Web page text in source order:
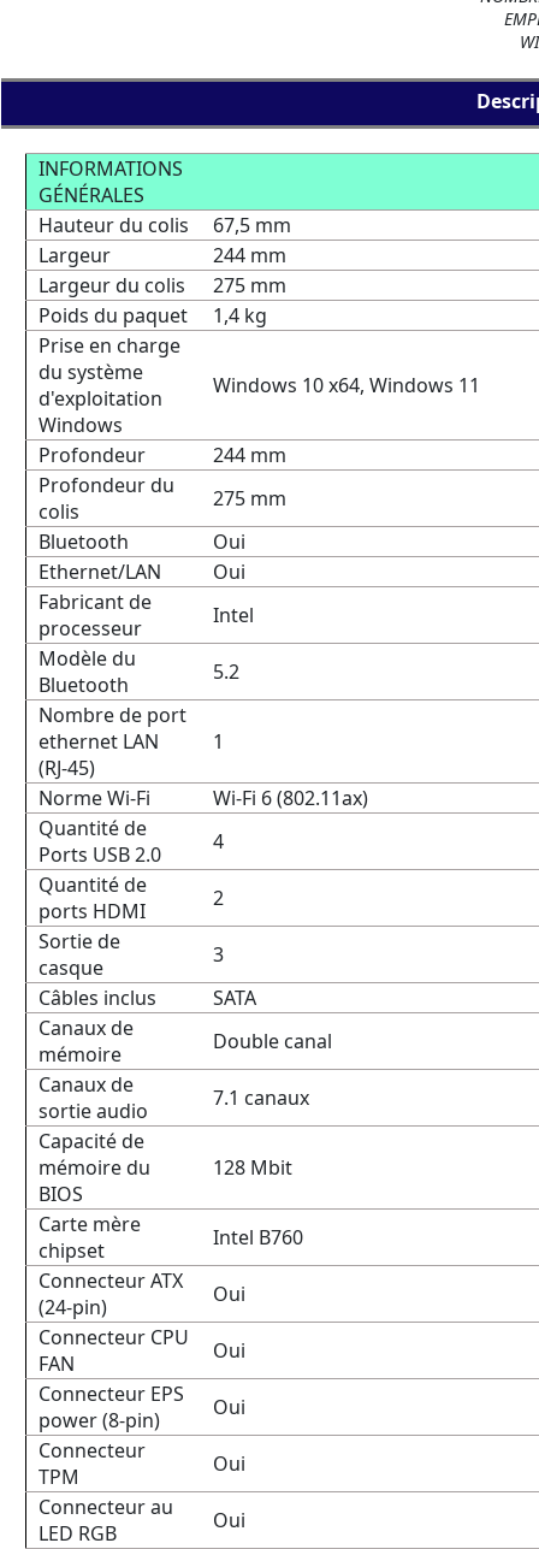
INFORMATIONS
GÉNÉRALES
Hauteur du colis
67,5 mm
Largeur
244 mm
Largeur du colis
275 mm
Poids du paquet
1,4 kg
Prise en charge
du système
d'exploitation
Windows
Windows 10 x64, Windows 11
Profondeur
244 mm
Profondeur du
colis
275 mm
Bluetooth
Oui
Ethernet/LAN
Oui
Fabricant de
processeur
Intel
Modèle du
Bluetooth
5.2
Nombre de port
ethernet LAN
(RJ-45)
1
Norme Wi-Fi
Wi-Fi 6 (802.11ax)
Quantité de
Ports USB 2.0
4
Quantité de
ports HDMI
2
Sortie de
casque
3
Câbles inclus
SATA
Canaux de
mémoire
Double canal
Canaux de
sortie audio
7.1 canaux
Capacité de
mémoire du
BIOS
128 Mbit
Carte mère
chipset
Intel B760
Connecteur ATX
(24-pin)
Oui
Connecteur CPU
FAN
Oui
Connecteur EPS
power (8-pin)
Oui
Connecteur
TPM
Oui
Connecteur au
LED RGB
Oui